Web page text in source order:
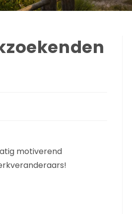
motiverend